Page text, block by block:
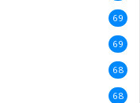
69
69
68
68